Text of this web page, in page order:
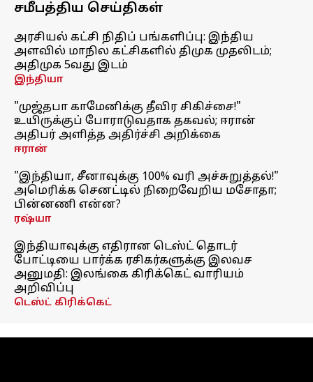
சமீபத்திய செய்திகள்
அரசியல் கட்சி நிதிப் பங்களிப்பு: இந்திய
அளவில் மாநில கட்சிகளில் திமுக முதலிடம்;
அதிமுக 5வது இடம்
இந்தியா
"முஜ்தபா காமேனிக்கு தீவிர சிகிச்சை!"
உயிருக்குப் போராடுவதாக தகவல்; ஈரான்
அதிபர் அளித்த அதிர்ச்சி அறிக்கை
ஈரான்
"இந்தியா, சீனாவுக்கு 100% வரி அச்சுறுத்தல்!"
அமெரிக்க செனட்டில் நிறைவேறிய மசோதா;
பின்னணி என்ன?
ரஷ்யா
இந்தியாவுக்கு எதிரான டெஸ்ட் தொடர்
போட்டியை பார்க்க ரசிகர்களுக்கு இலவச
அனுமதி: இலங்கை கிரிக்கெட் வாரியம்
அறிவிப்பு
டெஸ்ட் கிரிக்கெட்